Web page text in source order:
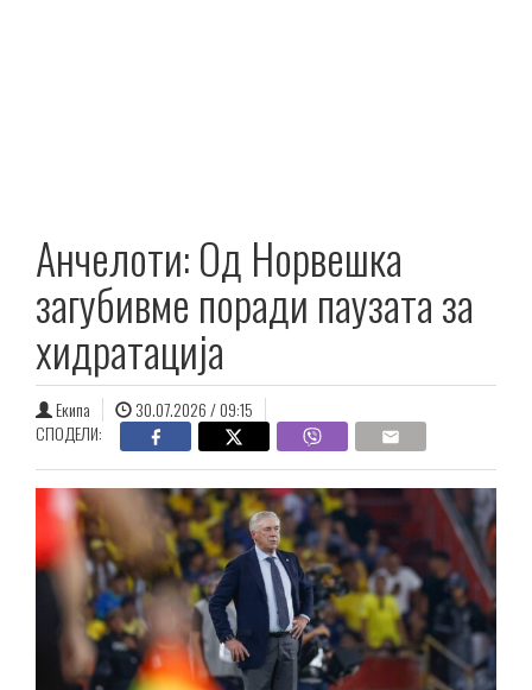
Анчелоти: Од Норвешка
загубивме поради паузата за
хидратација
Екипа
30.07.2026 / 09:15
СПОДЕЛИ: